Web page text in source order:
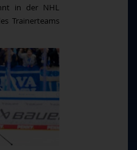
in der NHL
Trainerteams